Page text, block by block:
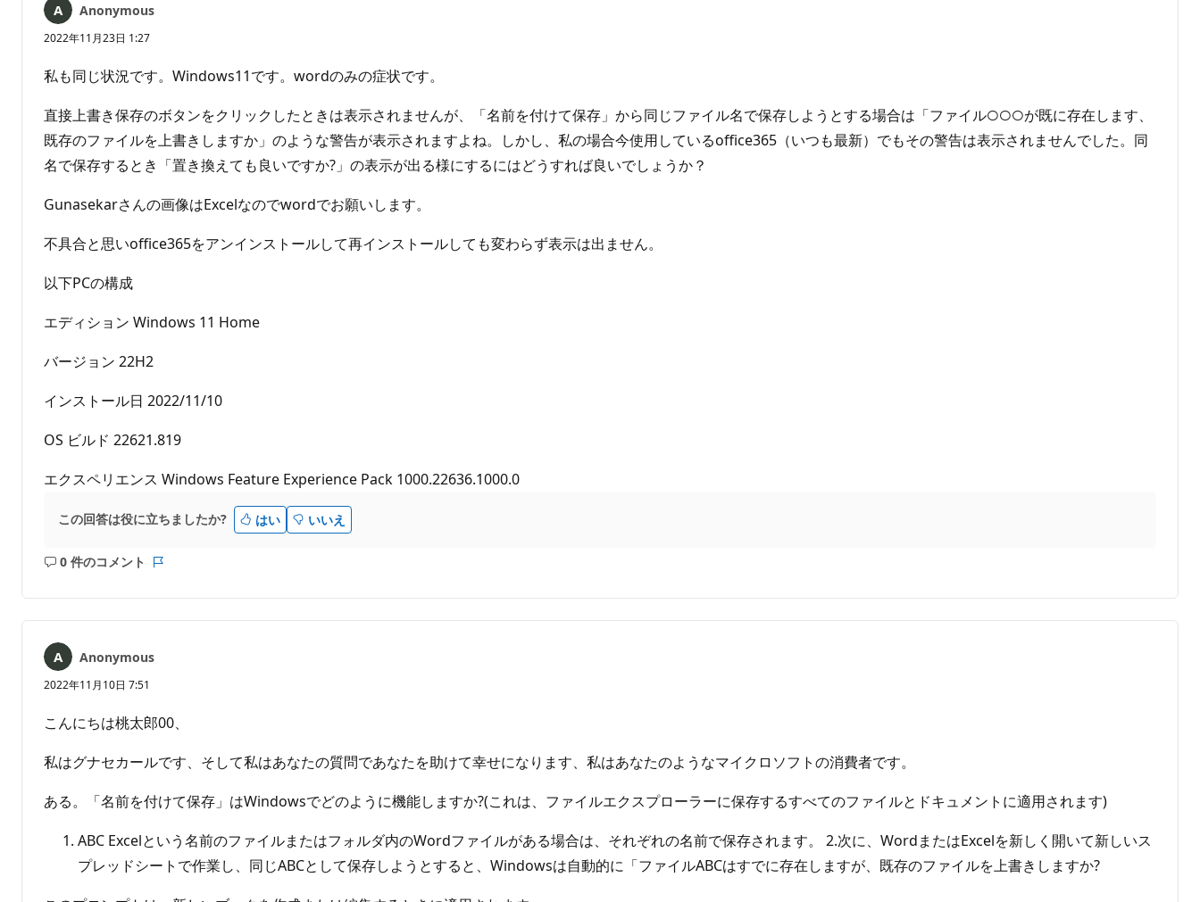
あ
り
せ
Anonymous
2022年11月23日 1:27
私も同じ状況です。Windows11です。wordのみの症状です。
直接上書き保存のボタンをクリックしたときは表示されませんが、「名前を付けて保存」から同じファイル名で保存しようとする場合は「ファイル○○○が既に存在します、
既存のファイルを上書きしますか」のような警告が表示されますよね。しかし、私の場合今使用しているoffice365（いつも最新）でもその警告は表示されませんでした。同
名で保存するとき「置き換えても良いですか?」の表示が出る様にするにはどうすれば良いでしょうか？
Gunasekarさんの画像はExcelなのでwordでお願いします。
不具合と思いoffice365をアンインストールして再インストールしても変わらず表示は出ません。
以下PCの構成
エディション Windows 11 Home
バージョン 22H2
インストール日 ‎2022/‎11/‎10
OS ビルド 22621.819
エクスペリエンス Windows Feature Experience Pack 1000.22636.1000.0
この回答は役に立ちましたか? はい いいえ
0 件のコメント
コ
ト
あ
り
せ
ト
Anonymous
2022年11月10日 7:51
こんにちは桃太郎00、
私はグナセカールです、そして私はあなたの質問であなたを助けて幸せになります、私はあなたのようなマイクロソフトの消費者です。
ある。「名前を付けて保存」はWindowsでどのように機能しますか?(これは、ファイルエクスプローラーに保存するすべてのファイルとドキュメントに適用されます)
ABC Excelという名前のファイルまたはフォルダ内のWordファイルがある場合は、それぞれの名前で保存されます。 2.次に、WordまたはExcelを新しく開いて新しいス
プレッドシートで作業し、同じABCとして保存しようとすると、Windowsは自動的に「ファイルABCはすでに存在しますが、既存のファイルを上書きしますか?